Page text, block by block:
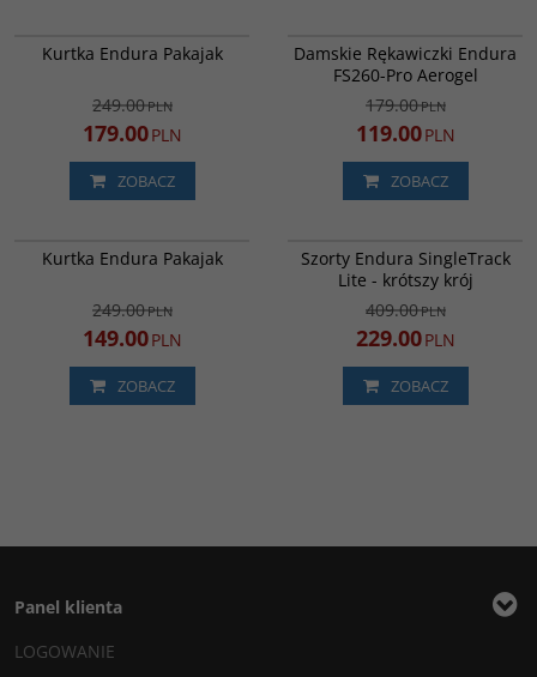
PROMOCJA
DARMOWA DOSTAWA
Kurtka Endura Pakajak
249.00PLN
179.00PLN
ZOBACZ
PROMOCJA
Damskie Rękawiczki Endura
FS260-Pro Aerogel
179.00PLN
119.00PLN
ZOBACZ
PROMOCJA
DARMOWA DOSTAWA
Kurtka Endura Pakajak
249.00PLN
149.00PLN
ZOBACZ
PROMOCJA WYPRZEDAŻ
Szorty Endura SingleTrack
Lite - krótszy krój
409.00PLN
229.00PLN
ZOBACZ
Panel klienta
LOGOWANIE